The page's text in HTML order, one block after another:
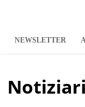
NEWSLETTER